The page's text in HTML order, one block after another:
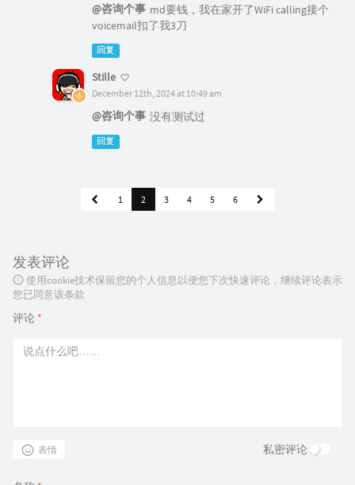
@咨询个事 md要钱，我在家开了WiFi calling接个
voicemail扣了我3刀
回复
Stille
December 12th, 2024 at 10:49 am
@咨询个事 没有测试过
回复
1 2 3 4 5 6
发表评论
使用cookie技术保留您的个人信息以便您下次快速评论，继续评论表示
您已同意该条款
评论 *
表情 私密评论